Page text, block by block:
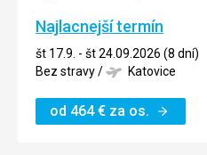
Najlacnejší termín
št 17.9. - št 24.09.2026 (8 dní)
Bez stravy/ Katovice
od 464€ za os.